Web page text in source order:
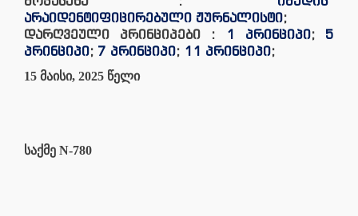
არაიდენტიფიცირებული ჟურნალისტი;
დარღვეული პრინციპები :
1 პრინციპი; 5
პრინციპი; 7 პრინციპი; 11 პრინციპი;
15 მაისი, 2025 წელი
საქმე N-780